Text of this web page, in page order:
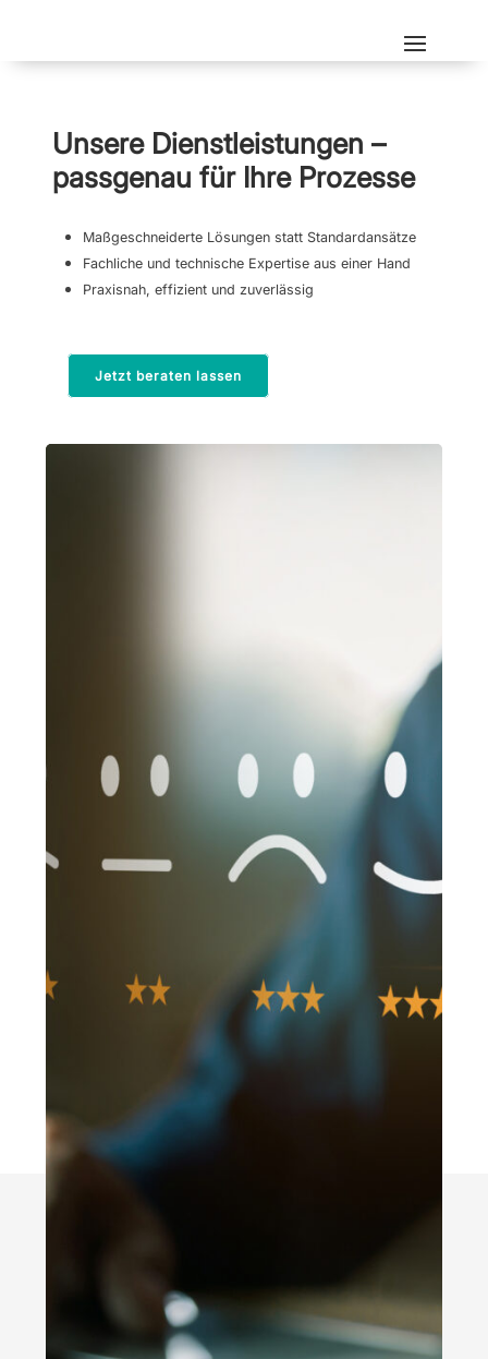
Unsere Dienstleistungen –
passgenau für Ihre Prozesse
Maßgeschneiderte Lösungen statt Standardansätze
Fachliche und technische Expertise aus einer Hand
Praxisnah, effizient und zuverlässig
Jetzt beraten lassen